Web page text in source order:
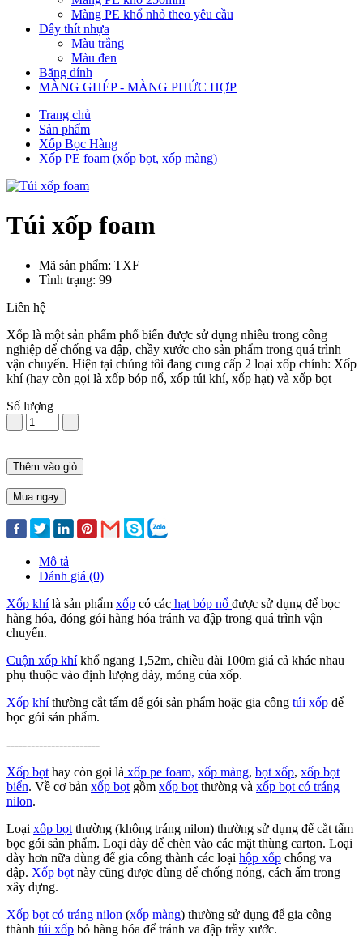
Màng PE khổ nhỏ theo yêu cầu
Dây thít nhựa
Màu trắng
Màu đen
Băng dính
MÀNG GHÉP - MÀNG PHỨC HỢP
Trang chủ
Sản phẩm
Xốp Bọc Hàng
Xốp PE foam (xốp bọt, xốp màng)
Túi xốp foam
Mã sản phẩm: TXF
Tình trạng: 99
Liên hệ
Xốp là một sản phẩm phổ biến được sử dụng nhiều trong công
nghiệp để chống va đập, chầy xước cho sản phẩm trong quá trình
vận chuyển. Hiện tại chúng tôi đang cung cấp 2 loại xốp chính: Xốp
khí (hay còn gọi là xốp bóp nổ, xốp túi khí, xốp hạt) và xốp bọt
Số lượng
Thêm vào giỏ
Mua ngay
Mô tả
Đánh giá (0)
Xốp khílà sản phẩm xốp có các hạt bóp nổ được sử dụng để bọc
hàng hóa, đóng gói hàng hóa tránh va đập trong quá trình vận
chuyển.
Cuộn xốp khíkhổ ngang 1,52m, chiều dài 100m giá cả khác nhau
phụ thuộc vào định lượng dày, mỏng của xốp.
Xốp khíthường cắt tấm để gói sản phẩm hoặc gia công túi xốp để
bọc gói sản phẩm.
-----------------------
Xốp bọt hay còn gọi là xốp pe foam, xốp màng, bọt xốp, xốp bọt
biển. Về cơ bản xốp bọt gồm xốp bọt thường và xốp bọt có tráng
nilon.
Loại xốp bọt thường (không tráng nilon) thường sử dụng để cắt tấm
bọc gói sản phẩm. Loại dày để chèn vào các mặt thùng carton. Loại
dày hơn nữa dùng để gia công thành các loại hộp xốp chống va
đập. Xốp bọt này cũng được dùng để chống nóng, cách ấm trong
xây dựng.
Xốp bọt có tráng nilon (xốp màng) thường sử dụng để gia công
thành túi xốp bỏ hàng hóa để tránh va đập trầy xước.